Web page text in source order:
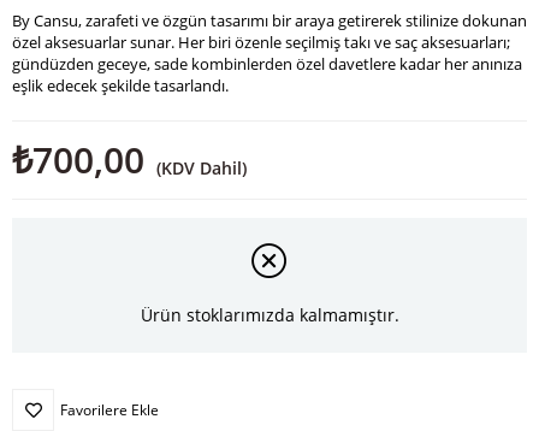
By Cansu, zarafeti ve özgün tasarımı bir araya getirerek stilinize dokunan
özel aksesuarlar sunar. Her biri özenle seçilmiş takı ve saç aksesuarları;
gündüzden geceye, sade kombinlerden özel davetlere kadar her anınıza
eşlik edecek şekilde tasarlandı.
₺700,00 (KDV Dahil)
Ürün stoklarımızda kalmamıştır.
Favorilere Ekle